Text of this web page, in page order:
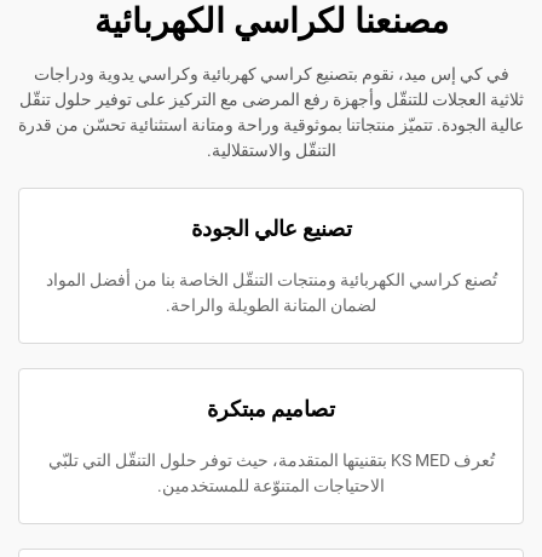
لكراسي الكهربائية
نقوم بتصنيع كراسي كهربائية وكراسي يدوية ودراجات
للتنقّل وأجهزة رفع المرضى مع التركيز على توفير حلول تنقّل
تتميّز منتجاتنا بموثوقية وراحة ومتانة استثنائية تحسّن من قدرة
التنقّل والاستقلالية.
تصنيع عالي الجودة
الكهربائية ومنتجات التنقّل الخاصة بنا من أفضل المواد
لضمان المتانة الطويلة والراحة.
تصاميم مبتكرة
تُعرف KS MED بتقنيتها المتقدمة، حيث توفر حلول التنقّل التي تلبّي
الاحتياجات المتنوّعة للمستخدمين.